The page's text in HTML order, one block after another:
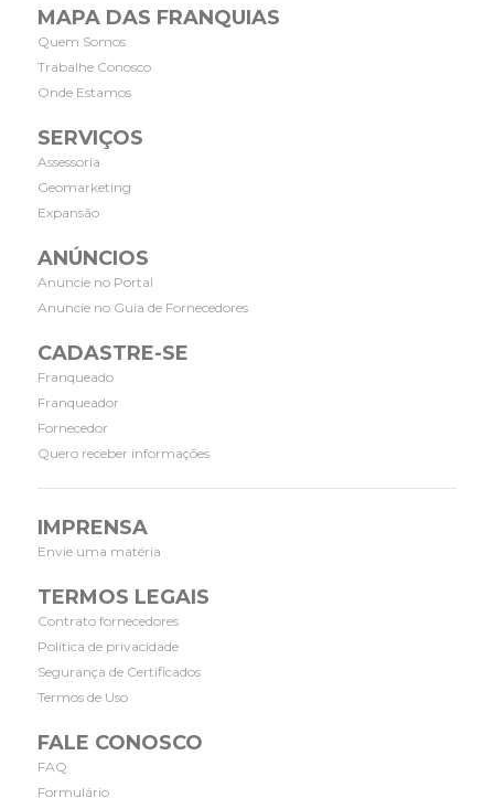
MAPA DAS FRANQUIAS
Quem Somos
Trabalhe Conosco
Onde Estamos
SERVIÇOS
Assessoria
Geomarketing
Expansão
ANÚNCIOS
Anuncie no Portal
Anuncie no Guia de Fornecedores
CADASTRE-SE
Franqueado
Franqueador
Fornecedor
Quero receber informações
IMPRENSA
Envie uma matéria
TERMOS LEGAIS
Contrato fornecedores
Política de privacidade
Segurança de Certificados
Termos de Uso
FALE CONOSCO
FAQ
Formulário